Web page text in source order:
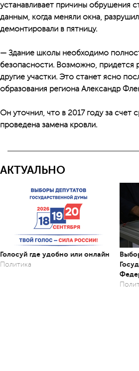
устанавливает причины обрушения
данным, когда меняли окна,
демонтировали в пятницу.
— Здание школы необходимо
безопасности. Возможно, придется
другие участки. Это станет ясно
образования региона Александр
Он уточнил, что в 2017 году за
проведена замена кровли.
АКТУАЛЬНО
Голосуй где удобно или онлайн
Политика